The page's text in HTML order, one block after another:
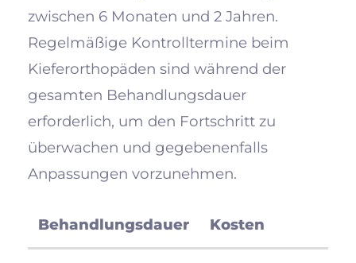
zwischen 6 Monaten und 2 Jahren.
Regelmäßige Kontrolltermine beim
Kieferorthopäden sind während der
gesamten Behandlungsdauer
erforderlich, um den Fortschritt zu
überwachen und gegebenenfalls
Anpassungen vorzunehmen.
Behandlungsdauer Kosten